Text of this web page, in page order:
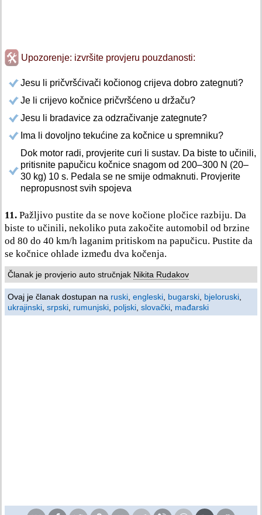
Upozorenje: izvršite provjeru pouzdanosti:
Jesu li pričvršćivači kočionog crijeva dobro zategnuti?
Je li crijevo kočnice pričvršćeno u držaču?
Jesu li bradavice za odzračivanje zategnute?
Ima li dovoljno tekućine za kočnice u spremniku?
Dok motor radi, provjerite curi li sustav. Da biste to učinili,
pritisnite papučicu kočnice snagom od 200–300 N (20–
30 kg) 10 s. Pedala se ne smije odmaknuti. Provjerite
nepropusnost svih spojeva
11. Pažljivo pustite da se nove kočione pločice razbiju. Da
biste to učinili, nekoliko puta zakočite automobil od brzine
od 80 do 40 km/h laganim pritiskom na papučicu. Pustite da
se kočnice ohlade između dva kočenja.
Članak je provjerio auto stručnjak Nikita Rudakov
Ovaj je članak dostupan na ruski engleski bugarski bjeloruski
ukrajinski srpski rumunjski poljski slovački mađarski